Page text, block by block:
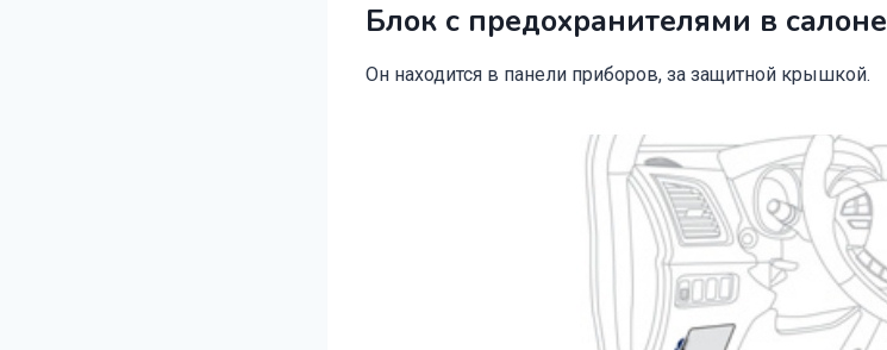
Блок с предохранителями в салоне
Он находится в панели приборов, за защитной крышкой.